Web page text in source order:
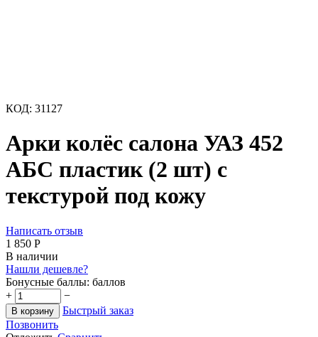
КОД: 31127
Арки колёс салона УАЗ 452
АБС пластик (2 шт) с
текстурой под кожу
Написать отзыв
1 850 Р
В наличии
Нашли дешевле?
Бонусные баллы: баллов
+
−
В корзину
Быстрый заказ
Позвонить